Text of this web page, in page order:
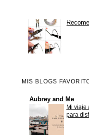
MIS BLOGS
Aubrey and Me
Mi viaje
para